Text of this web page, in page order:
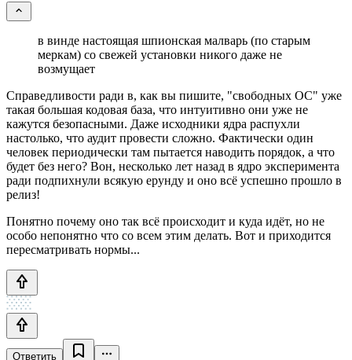
в винде настоящая шпионская малварь (по старым
меркам) со свежей установки никого даже не
возмущает
Справедливости ради в, как вы пишите, "свободных ОС" уже
такая большая кодовая база, что интуитивно они уже не
кажутся безопасными. Даже исходники ядра распухли
настолько, что аудит провести сложно. Фактически один
человек периодически там пытается наводить порядок, а что
будет без него? Вон, несколько лет назад в ядро эксперимента
ради подпихнули всякую ерунду и оно всё успешно прошло в
релиз!
Понятно почему оно так всё происходит и куда идёт, но не
особо непонятно что со всем этим делать. Вот и приходится
пересматривать нормы...
Ответить